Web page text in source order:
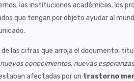
las instituciones académicas, los
que tengan por objeto ayudar al
de las cifras que arroja el documento,
conocimientos, nuevas esperanzas
afectadas por un trastorno